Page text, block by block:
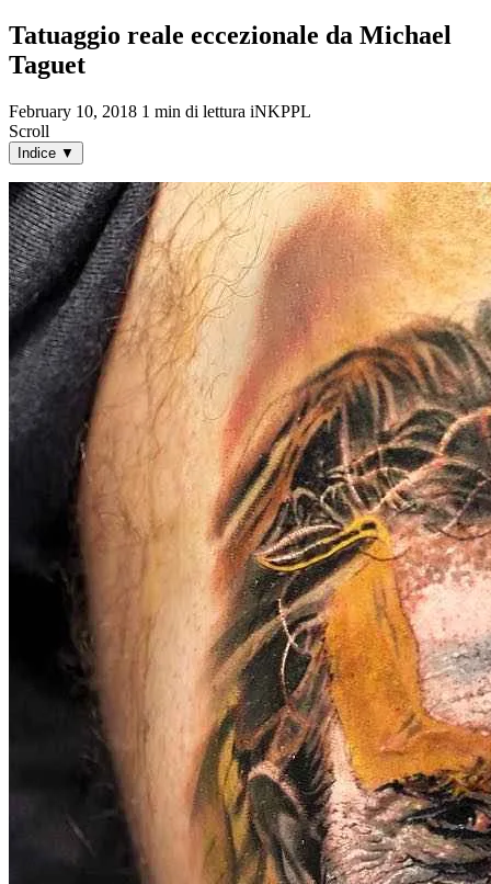
Tatuaggio reale eccezionale da Michael
Taguet
February 10, 2018 1 min di lettura iNKPPL
Scroll
Indice ▼